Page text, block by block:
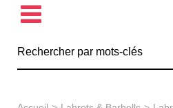
Découvrir la collection